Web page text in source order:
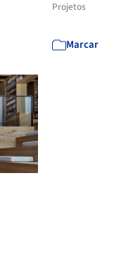
Projetos
Marcar